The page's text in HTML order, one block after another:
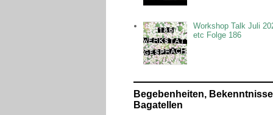
Workshop Talk Juli
etc Folge 186
Begebenheiten,
Bagatellen